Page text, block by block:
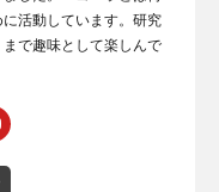
活動しています。研究
で趣味として楽しんで